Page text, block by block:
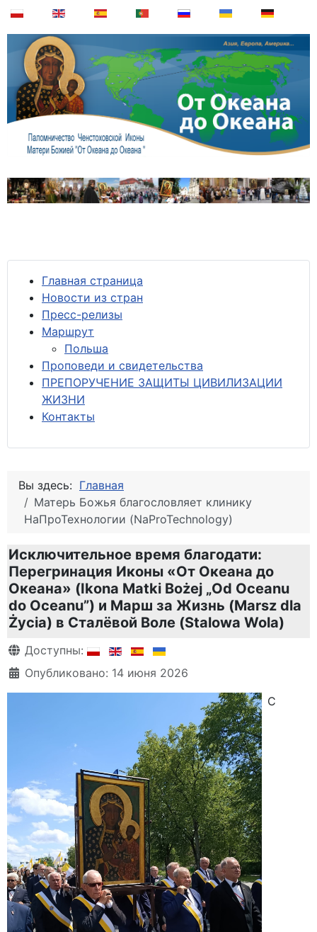
Главная страница
Новости из стран
Пресс-релизы
Маршрут
Польша
Проповеди и свидетельства
ПРЕПОРУЧЕНИЕ ЗАЩИТЫ ЦИВИЛИЗАЦИИ
ЖИЗНИ
Контакты
Вы здесь: Главная
Матерь Божья благословляет клинику
НаПроТехнологии (NaProTechnology)
Исключительное время благодати:
Перегринация Иконы «От Океана до
Океана» (Ikona Matki Bożej „Od Oceanu
do Oceanu”) и Марш за Жизнь (Marsz dla
Życia) в Сталёвой Воле (Stalowa Wola)
Информация о материале
Доступны:
Опубликовано: 14 июня 2026
С